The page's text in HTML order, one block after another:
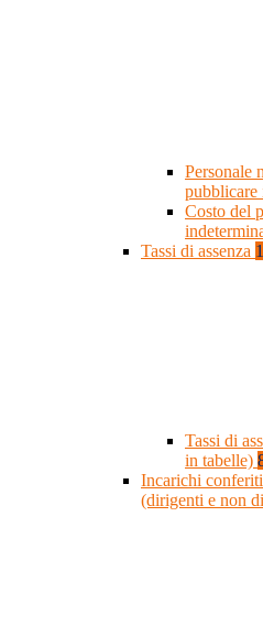
Personale
pubblicare
Costo del
Tassi di assenza
Tassi di
in tabelle)
Incarichi
(dirigenti e non